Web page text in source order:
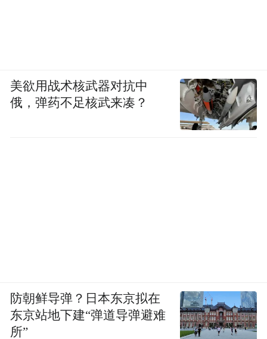
美欲用战术核武器对抗中
俄，弹药不足核武来凑？
防朝鲜导弹？日本东京拟在
东京站地下建“弹道导弹避难
所”